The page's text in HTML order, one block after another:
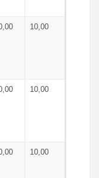
10,00
10,00
10,00